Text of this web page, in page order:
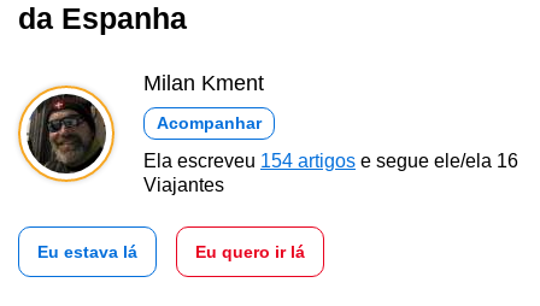
da Espanha
Milan Kment
Acompanhar
Ela escreveu 154 artigos e segue ele/ela 16
Viajantes
Eu estava lá Eu quero ir lá